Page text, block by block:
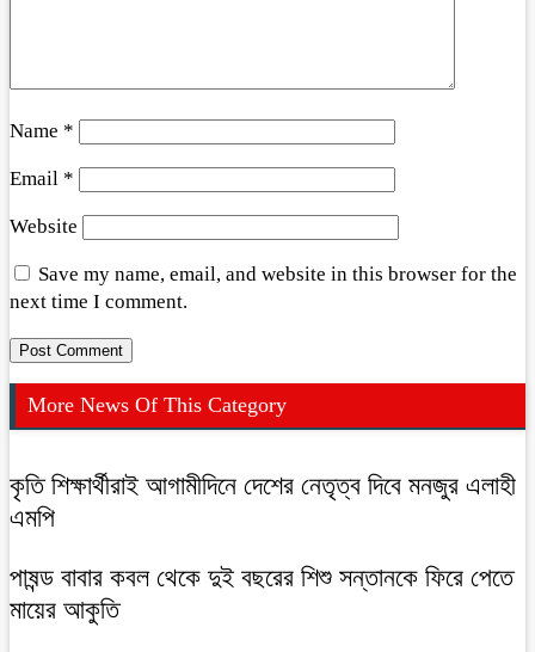
Name *
Email *
Website
Save my name, email, and website in this browser for the
next time I comment.
More News Of This Category
কৃতি শিক্ষার্থীরাই আগামীদিনে দেশের নেতৃত্ব দিবে মনজুর এলাহী
এমপি
পাষন্ড বাবার কবল থেকে দুই বছরের শিশু সন্তানকে ফিরে পেতে
মায়ের আকুতি